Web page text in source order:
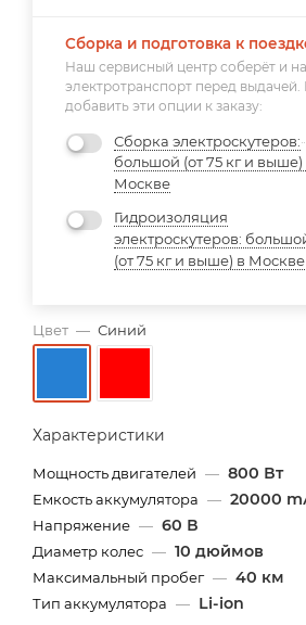
Цвет — Синий
Характеристики
Мощность двигателей — 800 Вт
Емкость аккумулятора — 20000
Напряжение — 60 В
Диаметр колес — 10 дюймов
Максимальный пробег — 40 км
Тип аккумулятора — Li-ion
Сборка и подготовка к
Наш сервисный центр соберёт и
электротранспорт перед
добавить эти опции к заказу:
Сборка электроскутеров:
большой (от 75 кг и выше)
Москве
Гидроизоляция
электроскутеров:
(от 75 кг и выше) в Москве